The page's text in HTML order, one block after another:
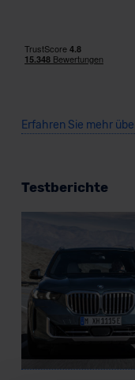
Erfahren Sie mehr
Testberichte